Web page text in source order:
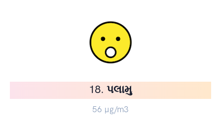
18. પલામુ
56 µg/m3